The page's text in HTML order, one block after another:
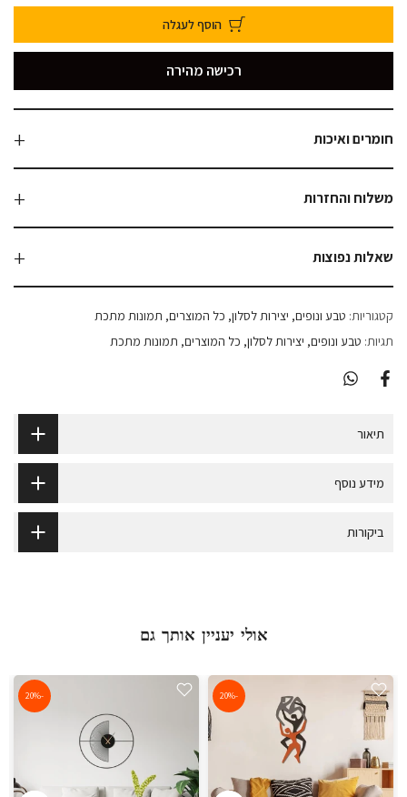
הוסף לעגלה
רכישה מהירה
חומרים ואיכות
משלוח והחזרות
שאלות נפוצות
קטגוריות: טבע ונופים יצירות לסלון כל המוצרים תמונות מתכת
תגיות: טבע ונופים יצירות לסלון כל המוצרים תמונות מתכת
תיאור
מידע נוסף
ביקורות
אולי יעניין אותך גם
-20%
-20%